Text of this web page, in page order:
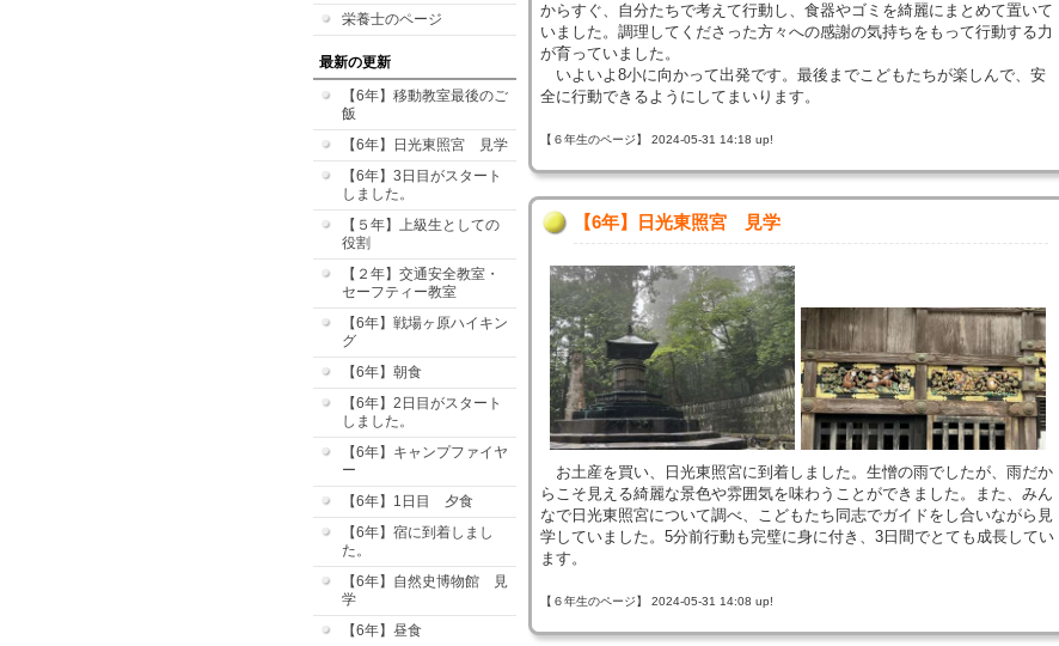
栄養士のページ
最新の更新
【6年】移動教室最後のご
飯
【6年】日光東照宮 見学
【6年】3日目がスタート
しました。
【５年】上級生としての
役割
【２年】交通安全教室・
セーフティー教室
【6年】戦場ヶ原ハイキン
グ
【6年】朝食
【6年】2日目がスタート
しました。
【6年】キャンプファイヤ
ー
【6年】1日目 夕食
【6年】宿に到着しまし
た。
【6年】自然史博物館 見
学
【6年】昼食
からすぐ、自分たちで考えて行動し、食器やゴミを綺麗にまとめて置いて
いました。調理してくださった方々への感謝の気持ちをもって行動する力
が育っていました。
いよいよ8小に向かって出発です。最後までこどもたちが楽しんで、安
全に行動できるようにしてまいります。
【６年生のページ】 2024-05-31 14:18 up!
【6年】日光東照宮 見学
お土産を買い、日光東照宮に到着しました。生憎の雨でしたが、雨だか
らこそ見える綺麗な景色や雰囲気を味わうことができました。また、みん
なで日光東照宮について調べ、こどもたち同志でガイドをし合いながら見
学していました。5分前行動も完璧に身に付き、3日間でとても成長してい
ます。
【６年生のページ】 2024-05-31 14:08 up!